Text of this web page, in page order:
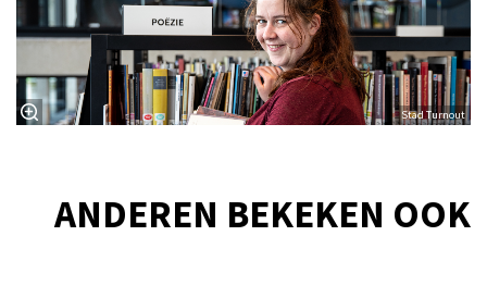
Stad Turnout
ANDEREN BEKEKEN OOK